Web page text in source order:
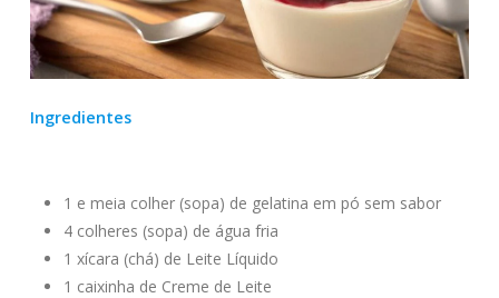
Ingredientes
1 e meia colher (sopa) de gelatina em pó sem sabor
4 colheres (sopa) de água fria
1 xícara (chá) de Leite Líquido
1 caixinha de Creme de Leite